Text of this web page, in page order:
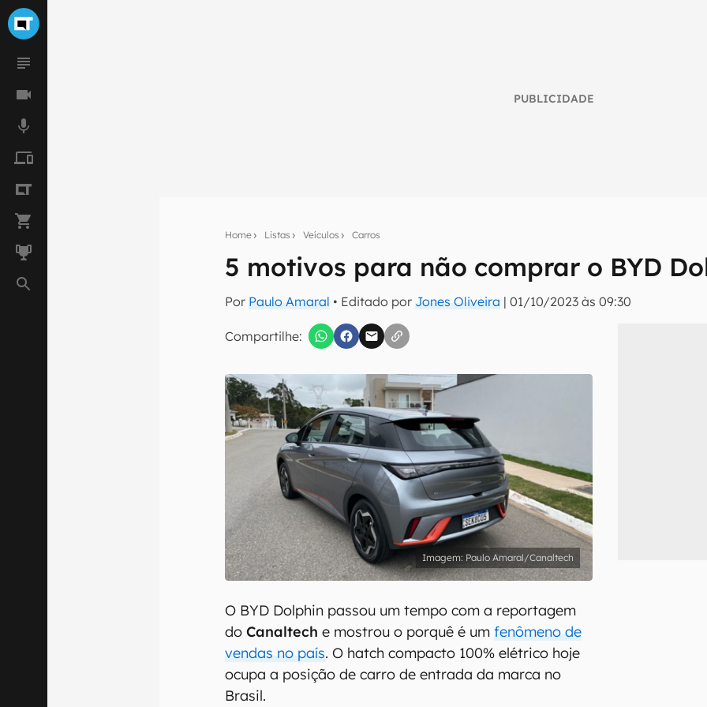
PUBLICIDADE
Home Listas Veículos Carros
5 motivos para não comprar o BYD
Por Paulo Amaral • Editado por Jones Oliveira |01/10/2023 às 09:30
Compartilhe:
Seu resumo inteligente do mundo tech!
Assine a newsletter do Canaltech e receba notícias e reviews sobre tecnologia
Confirmo que li, aceito e concordo com os Termos de Uso e Política de Privacidade do
Paulo Amaral/Canaltech
O BYD Dolphin passou um tempo com a reportagem
doCanaltech e mostrou o porquê é umfenômeno de
vendas no país. O hatch compacto 100% elétrico hoje
ocupa a posição de carro de entrada da marca no
Brasil.